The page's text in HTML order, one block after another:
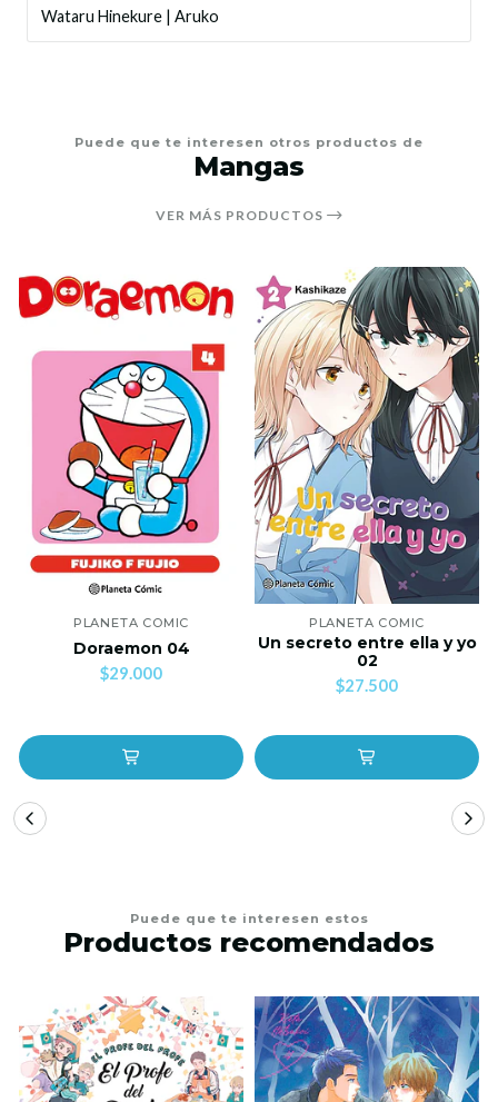
Wataru Hinekure | Aruko
Puede que te interesen otros productos de
Mangas
VER MÁS PRODUCTOS
PLANETA COMIC
Doraemon 04
$29.000
PLANETA COMIC
Un secreto entre ella y yo
02
$27.500
Puede que te interesen estos
Productos recomendados